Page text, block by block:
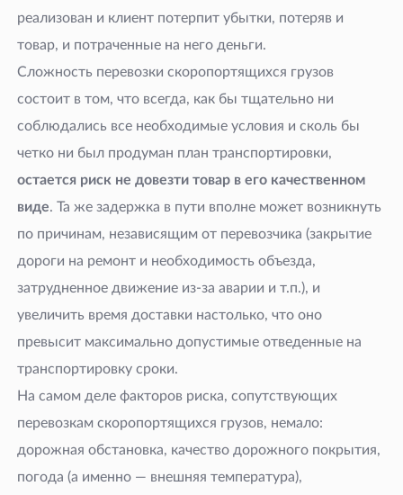
реализован и клиент потерпит убытки, потеряв и
товар, и потраченные на него деньги.
Сложность перевозки скоропортящихся грузов
состоит в том, что всегда, как бы тщательно ни
соблюдались все необходимые условия и сколь бы
четко ни был продуман план транспортировки,
остается риск не довезти товар в его качественном
виде. Та же задержка в пути вполне может возникнуть
по причинам, независящим от перевозчика (закрытие
дороги на ремонт и необходимость объезда,
затрудненное движение из-за аварии и т.п.), и
увеличить время доставки настолько, что оно
превысит максимально допустимые отведенные на
транспортировку сроки.
На самом деле факторов риска, сопутствующих
перевозкам скоропортящихся грузов, немало:
дорожная обстановка, качество дорожного покрытия,
погода (а именно — внешняя температура),